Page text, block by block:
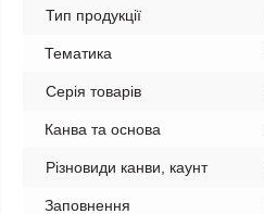
Тип продукції
Тематика
Серія товарів
Канва та основа
Різновиди канви, каунт
Заповнення